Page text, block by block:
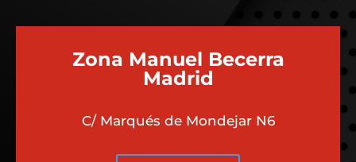
Zona Manuel Becerra
Madrid
C/ Marqués de Mondejar N6